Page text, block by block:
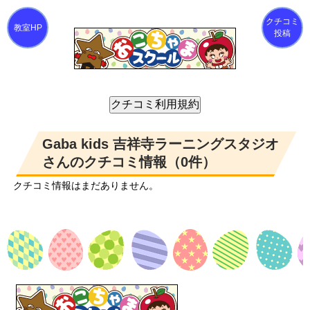
クチコミ
投稿
Gaba kids 吉祥寺ラーニングスタジオ
さんのクチコミ情報（0件）
クチコミ情報はまだありません。